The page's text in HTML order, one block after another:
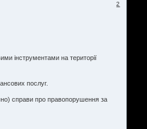
2
інструментами на території
послуг.
справи про правопорушення за